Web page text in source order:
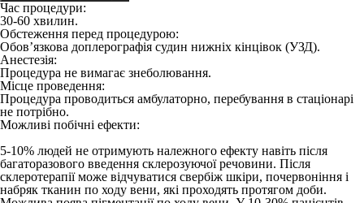
Час процедури:
30-60 хвилин.
Обстеження перед процедурою:
Обов’язкова доплерографія судин нижніх кінцівок (УЗД).
Анестезія:
Процедура не вимагає знеболювання.
Місце проведення:
Процедура проводиться амбулаторно, перебування в стаціонарі
не потрібно.
Можливі побічні ефекти:
5-10% людей не отримують належного ефекту навіть після
багаторазового введення склерозуючої речовини. Після
склеротерапії може відчуватися свербіж шкіри, почервоніння і
набряк тканин по ходу вени, які проходять протягом доби.